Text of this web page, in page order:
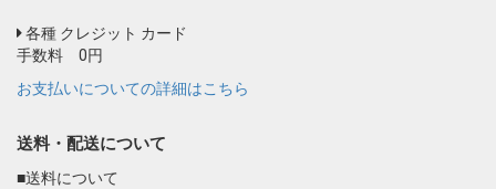
各種 クレジット カード
手数料 0円
お支払いについての詳細はこちら
送料・配送について
■送料について